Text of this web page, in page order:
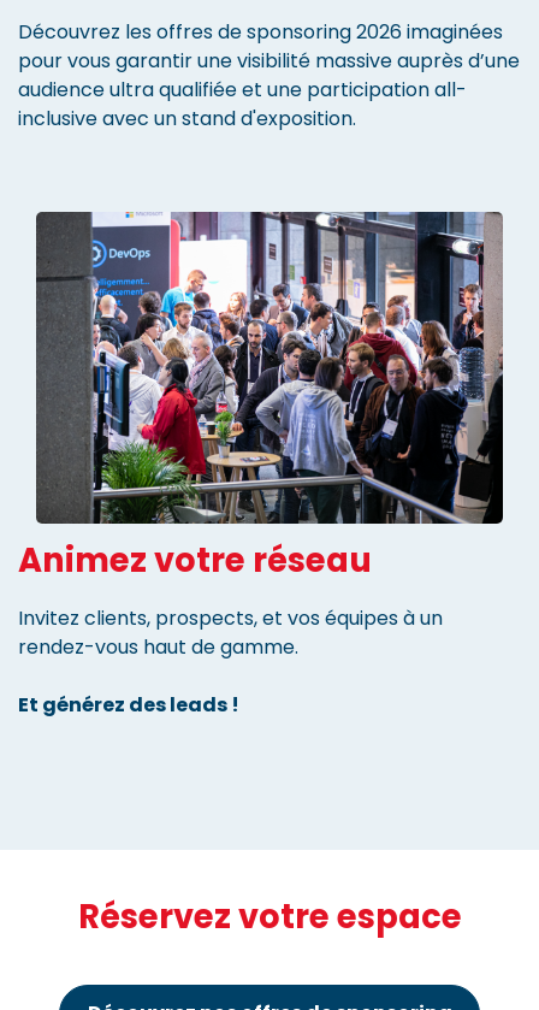
Découvrez les offres de sponsoring 2026 imaginées
pour vous garantir une visibilité massive auprès d’une
audience ultra qualifiée et une participation all-
inclusive avec un stand d'exposition.
Animez votre réseau
Invitez clients, prospects, et vos équipes à un
rendez-vous haut de gamme.
Et générez des leads !
Réservez votre espace